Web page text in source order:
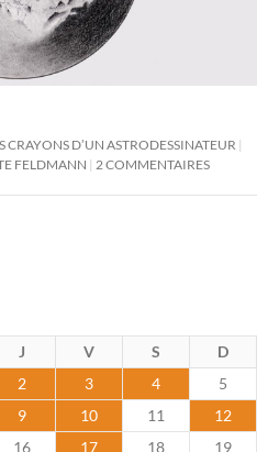
CRAYONS D’UN ASTRODESSINATEUR
FELDMANN 2 COMMENTAIRES
J V S
D
2 3 4
5
9 10 11
12
16 17 18
19